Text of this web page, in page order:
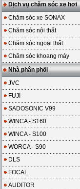
Dịch vụ chăm sóc xe hơi
Chăm sóc xe SONAX
Chăm sóc nội thất
Chăm sóc ngoại thất
Chăm sóc khoang máy
Nhà phân phối
JVC
FUJI
SADOSONIC V99
WINCA - S160
WINCA - S100
WORCA - S90
DLS
FOCAL
AUDITOR